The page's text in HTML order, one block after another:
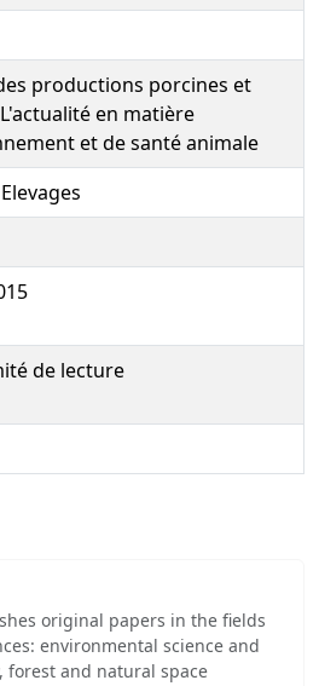
productions porcines et
en matière
et de santé animale
de lecture
original papers in the fields
environmental science and
forest and natural space